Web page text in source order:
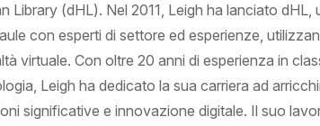
Library (dHL). Nel 2011, Leigh ha lanciato dHL,
con esperti di settore ed esperienze,
virtuale. Con oltre 20 anni di esperienza in
Leigh ha dedicato la sua carriera ad
significative e innovazione digitale. Il suo